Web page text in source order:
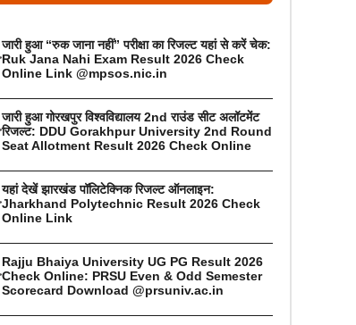
जारी हुआ “रुक जाना नहीं” परीक्षा का रिजल्ट यहां से करें चेक:
Ruk Jana Nahi Exam Result 2026 Check
Online Link @mpsos.nic.in
जारी हुआ गोरखपुर विश्वविद्यालय 2nd राउंड सीट अलॉटमेंट
रिजल्ट: DDU Gorakhpur University 2nd Round
Seat Allotment Result 2026 Check Online
यहां देखें झारखंड पॉलिटेक्निक रिजल्ट ऑनलाइन:
Jharkhand Polytechnic Result 2026 Check
Online Link
Rajju Bhaiya University UG PG Result 2026
Check Online: PRSU Even & Odd Semester
Scorecard Download @prsuniv.ac.in